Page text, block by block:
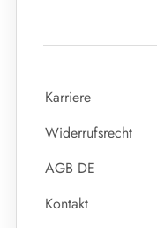
Karriere
Widerrufsrecht
AGB DE
Kontakt